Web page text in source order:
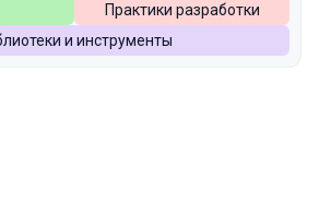
Практики разработки
и инструменты